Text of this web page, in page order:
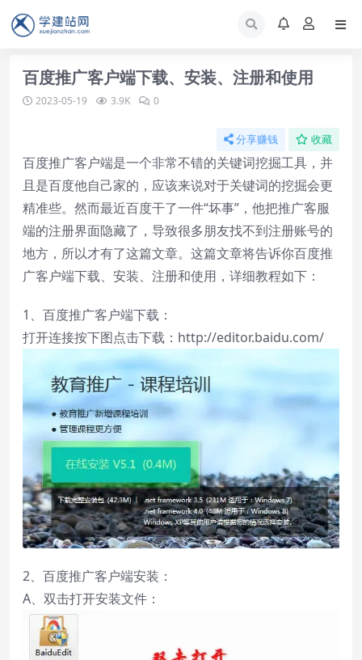
百度推广客户端下载、安装、注册和使用
2023-05-19 3.9K 0
分享赚钱 收藏
百度推广客户端是一个非常不错的关键词挖掘工具，并
且是百度他自己家的，应该来说对于关键词的挖掘会更
精准些。然而最近百度干了一件“坏事”，他把推广客服
端的注册界面隐藏了，导致很多朋友找不到注册账号的
地方，所以才有了这篇文章。这篇文章将告诉你百度推
广客户端下载、安装、注册和使用，详细教程如下：
1、百度推广客户端下载：
打开连接按下图点击下载：http://editor.baidu.com/
2、百度推广客户端安装：
A、双击打开安装文件：